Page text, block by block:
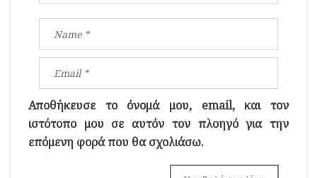
Αποθήκευσε το όνομά μου, email, και τον
ιστότοπο μου σε αυτόν τον πλοηγό για την
επόμενη φορά που θα σχολιάσω.